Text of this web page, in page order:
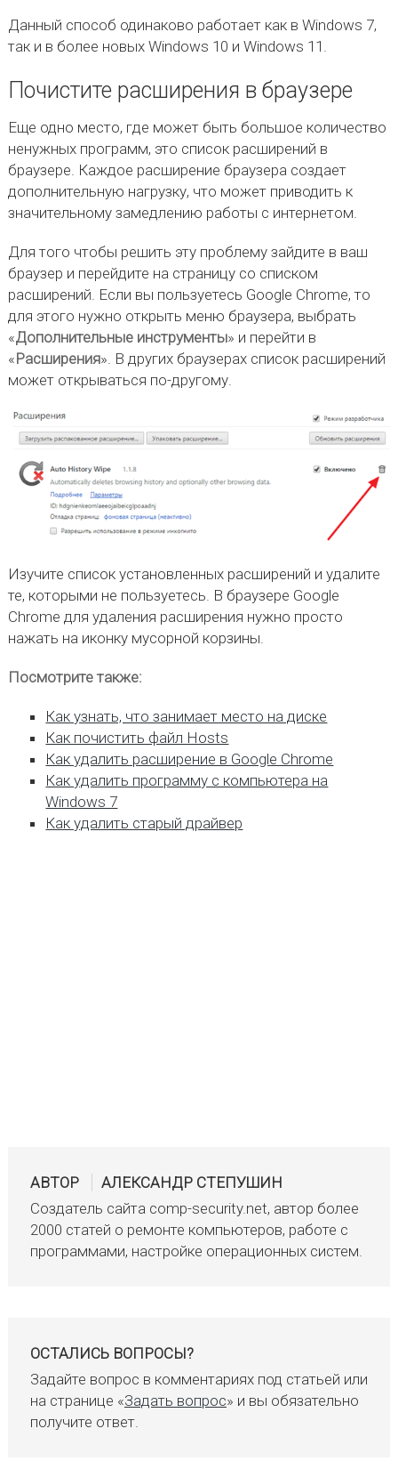
Данный способ одинаково работает как в Windows 7,
так и в более новых Windows 10 и Windows 11.
Почистите расширения в браузере
Еще одно место, где может быть большое количество
ненужных программ, это список расширений в
браузере. Каждое расширение браузера создает
дополнительную нагрузку, что может приводить к
значительному замедлению работы с интернетом.
Для того чтобы решить эту проблему зайдите в ваш
браузер и перейдите на страницу со списком
расширений. Если вы пользуетесь Google Chrome, то
для этого нужно открыть меню браузера, выбрать
«Дополнительные инструменты» и перейти в
«Расширения». В других браузерах список расширений
может открываться по-другому.
Изучите список установленных расширений и удалите
те, которыми не пользуетесь. В браузере Google
Chrome для удаления расширения нужно просто
нажать на иконку мусорной корзины.
Посмотрите также:
Как узнать, что занимает место на диске
Как почистить файл Hosts
Как удалить расширение в Google Chrome
Как удалить программу с компьютера на
Windows 7
Как удалить старый драйвер
АВТОР
АЛЕКСАНДР СТЕПУШИН
Создатель сайта comp-security.net, автор более
2000 статей о ремонте компьютеров, работе с
программами, настройке операционных систем.
ОСТАЛИСЬ ВОПРОСЫ?
Задайте вопрос в комментариях под статьей или
на странице «Задать вопрос» и вы обязательно
получите ответ.